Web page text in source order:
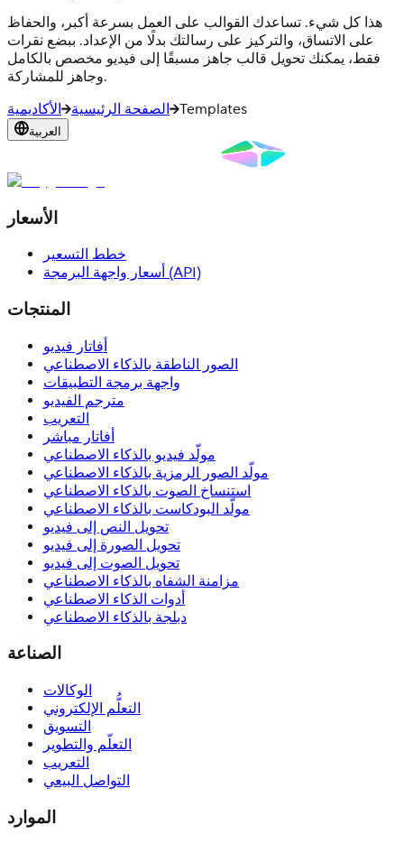
هذا كل شيء. تساعدك القوالب على العمل بسرعة أكبر، والحفاظ
على الاتساق، والتركيز على رسالتك بدلًا من الإعداد. ببضع نقرات
فقط، يمكنك تحويل قالب جاهز مسبقًا إلى فيديو مخصص بالكامل
وجاهز للمشاركة.
الصفحة الرئيسية
الأكاديمية Templates
العربية
الأسعار
خطط التسعير
أسعار واجهة البرمجة (API)
المنتجات
أفاتار فيديو
الصور الناطقة بالذكاء الاصطناعي
واجهة برمجة التطبيقات
مترجم الفيديو
التعريب
أفاتار مباشر
مولّد فيديو بالذكاء الاصطناعي
مولّد الصور الرمزية بالذكاء الاصطناعي
استنساخ الصوت بالذكاء الاصطناعي
مولّد البودكاست بالذكاء الاصطناعي
تحويل النص إلى فيديو
تحويل الصورة إلى فيديو
تحويل الصوت إلى فيديو
مزامنة الشفاه بالذكاء الاصطناعي
أدوات الذكاء الاصطناعي
دبلجة بالذكاء الاصطناعي
الصناعة
الوكالات
التعلُّم الإلكتروني
التسويق
التعلّم والتطوير
التعريب
التواصل البيعي
الموارد